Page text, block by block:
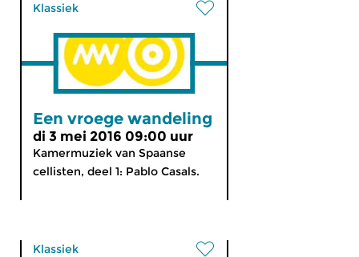
Klassiek
Een vroege wandeling
di 3 mei 2016 09:00 uur
Kamermuziek van Spaanse
cellisten, deel 1: Pablo Casals.
Klassiek